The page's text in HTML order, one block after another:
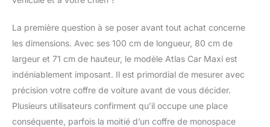
paisible, tant pour vous
que pour votre fidèle
ami. PROTECTION
SOUCI: Sa structure
robuste assure une
protection maximale,
tandis que la porte
La première question à se poser avant tout achat concerne
les dimensions. Avec ses 100 cm de longueur, 80 cm de
largeur et 71 cm de hauteur, le modèle Atlas Car Maxi est
indéniablement imposant. Il est primordial de mesurer avec
précision votre coffre de voiture avant de vous décider.
Plusieurs utilisateurs confirment qu’il occupe une place
conséquente, parfois la moitié d’un coffre de monospace